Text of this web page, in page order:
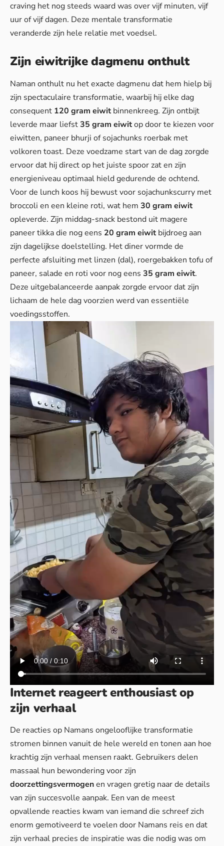
craving het nog steeds waard was over vijf minuten, vijf
uur of vijf dagen. Deze mentale transformatie
veranderde zijn hele relatie met voedsel.
Zijn eiwitrijke dagmenu onthult
Naman onthult nu het exacte dagmenu dat hem hielp bij
zijn spectaculaire transformatie, waarbij hij elke dag
consequent 120 gram eiwit binnenkreeg. Zijn ontbijt
leverde maar liefst35 gram eiwitop door te kiezen voor
eiwitten, paneer bhurji of sojachunks roerbak met
volkoren toast. Deze voedzame start van de dag zorgde
ervoor dat hij direct op het juiste spoor zat en zijn
energieniveau optimaal hield gedurende de ochtend.
Voor de lunch koos hij bewust voor sojachunkscurry met
broccoli en een kleine roti, wat hem 30 gram eiwit
opleverde. Zijn middag-snack bestond uit magere
paneer tikka die nog eens 20 gram eiwit bijdroeg aan
zijn dagelijkse doelstelling. Het diner vormde de
perfecte afsluiting met linzen (dal), roergebakken tofu of
paneer, salade en roti voor nog eens 35 gram eiwit.
Deze uitgebalanceerde aanpak zorgde ervoor dat zijn
lichaam de hele dag voorzien werd van essentiële
voedingsstoffen.
Internet reageert enthousiast op
zijn verhaal
De reacties op Namans ongelooflijke transformatie
stromen binnen vanuit de hele wereld en tonen aan hoe
krachtig zijn verhaal mensen raakt. Gebruikers delen
massaal hun bewondering voor zijn
doorzettingsvermogenen vragen gretig naar de details
van zijn succesvolle aanpak. Een van de meest
opvallende reacties kwam van iemand die schreef zich
enorm gemotiveerd te voelen door Namans reis en dat
zijn verhaal precies de inspiratie was die nodig was om